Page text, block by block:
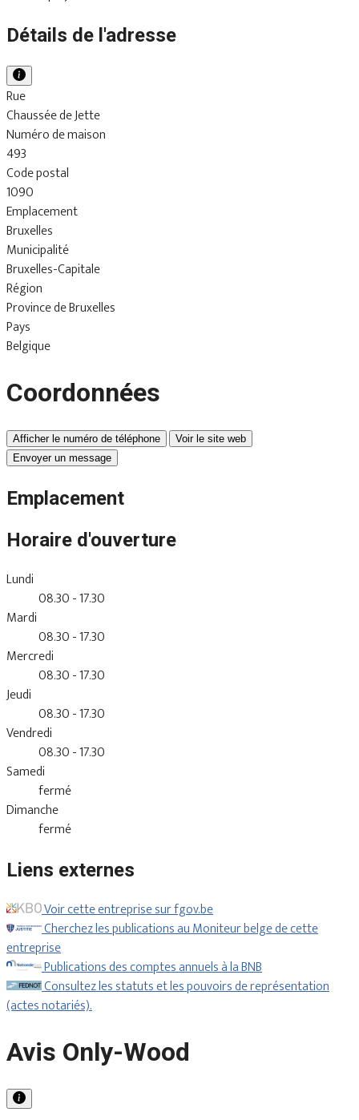
Détails de l'adresse
Rue
Chaussée de Jette
Numéro de maison
493
Code postal
1090
Emplacement
Bruxelles
Municipalité
Bruxelles-Capitale
Région
Province de Bruxelles
Pays
Belgique
Coordonnées
Afficher le numéro de téléphone
Voir le site web
Envoyer un message
Emplacement
Horaire d'ouverture
Lundi
08.30 - 17.30
Mardi
08.30 - 17.30
Mercredi
08.30 - 17.30
Jeudi
08.30 - 17.30
Vendredi
08.30 - 17.30
Samedi
fermé
Dimanche
fermé
Liens externes
Voir cette entreprise sur fgov.be
Cherchez les publications au Moniteur belge de cette
entreprise
Publications des comptes annuels à la BNB
Consultez les statuts et les pouvoirs de représentation
(actes notariés).
Avis Only-Wood